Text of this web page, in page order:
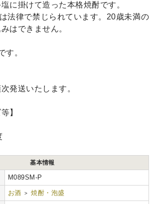
に掛けて造った本格焼酎です。
法律で禁じられています。20歳未満の
はできません。
す。
発送いたします。
】
基本情報
M089SM-P
お酒 > 焼酎・泡盛